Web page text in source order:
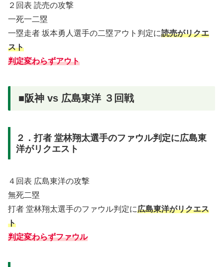
２回表 読売の攻撃
一死一二塁
一塁走者 坂本勇人選手の二塁アウト判定に読売がリクエ
スト
判定変わらずアウト
■阪神 vs 広島東洋 ３回戦
２．打者 堂林翔太選手のファウル判定に広島東
洋がリクエスト
４回表 広島東洋の攻撃
無死二塁
打者 堂林翔太選手のファウル判定に広島東洋がリクエス
ト
判定変わらずファウル